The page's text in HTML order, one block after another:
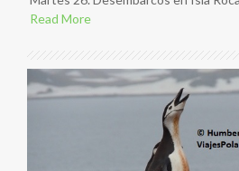
Read More